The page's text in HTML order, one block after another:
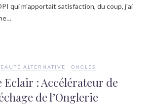
qui m’apportait satisfaction, du coup, j’ai
ALTERNATIVE ONGLES
Eclair : Accélérateur de
de l’Onglerie